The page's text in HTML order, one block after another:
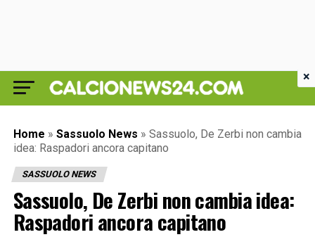
Home » Sassuolo News » Sassuolo, De Zerbi non cambia
idea: Raspadori ancora capitano
SASSUOLO NEWS
Sassuolo, De Zerbi non cambia idea:
Raspadori ancora capitano
×